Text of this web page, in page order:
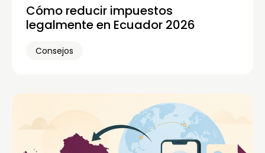
Cómo reducir impuestos
legalmente en Ecuador 2026
Consejos